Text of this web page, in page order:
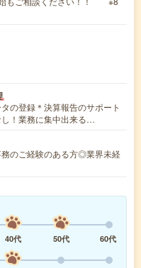
の登録＊決算報告のサポート
し！業務に集中出来る…
のご経験のある方◎業界未経
40代 50代
60代